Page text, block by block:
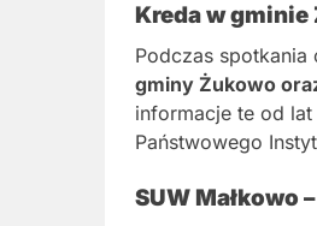
Kreda w gminie
Podczas
gminy Żukowo
informacje te od
Państwowego
SUW Małkowo